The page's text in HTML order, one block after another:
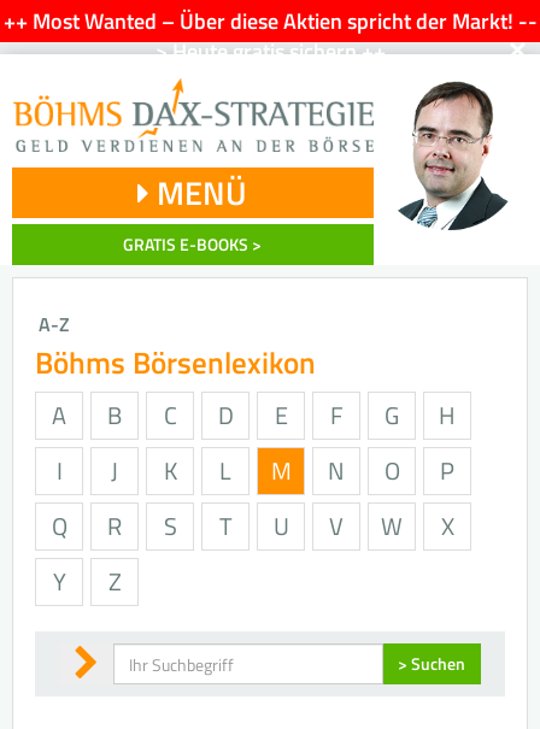
++ Most Wanted – Über diese Aktien spricht der Markt! --
> Heute gratis sichern ++
×
MENÜ
GRATIS E-BOOKS >
A-Z
Böhms Börsenlexikon
A B C D E F G
H
I
J K L M N O
P
Q
R S T U V W
X
Y
Z
Suchen > Suchen